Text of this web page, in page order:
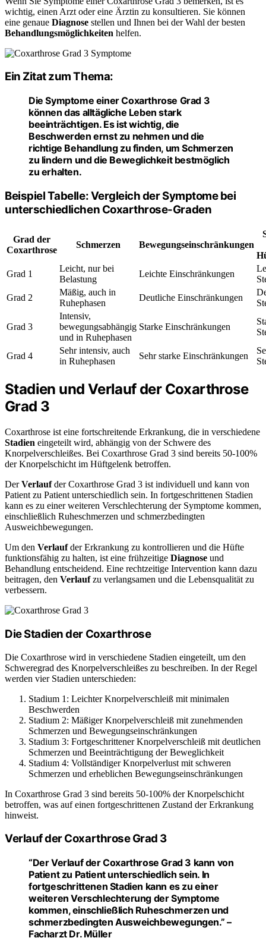
wichtig, einen Arzt oder eine Ärztin zu konsultieren. Sie können
eine genaue Diagnose stellen und Ihnen bei der Wahl der besten
Behandlungsmöglichkeiten helfen.
Ein Zitat zum Thema:
Die Symptome einer Coxarthrose Grad 3
können das alltägliche Leben stark
beeinträchtigen. Es ist wichtig, die
Beschwerden ernst zu nehmen und die
richtige Behandlung zu finden, um Schmerzen
zu lindern und die Beweglichkeit bestmöglich
zu erhalten.
Beispiel Tabelle: Vergleich der Symptome bei
unterschiedlichen Coxarthrose-Graden
Grad der
Coxarthrose
Schmerzen Bewegungseinschränkungen
Grad 1
Leicht, nur bei
Belastung
Leichte Einschränkungen
Grad 2
Mäßig, auch in
Ruhephasen
Deutliche Einschränkungen
Grad 3
Intensiv,
bewegungsabhängig
und in Ruhephasen
Starke Einschränkungen
Grad 4
Sehr intensiv, auch
in Ruhephasen
Sehr starke Einschränkungen
Stadien und Verlauf der Coxarthrose
Grad 3
Coxarthrose ist eine fortschreitende Erkrankung, die in verschiedene
Stadien eingeteilt wird, abhängig von der Schwere des
Knorpelverschleißes. Bei Coxarthrose Grad 3 sind bereits 50-100%
der Knorpelschicht im Hüftgelenk betroffen.
DerVerlaufder Coxarthrose Grad 3 ist individuell und kann von
Patient zu Patient unterschiedlich sein. In fortgeschrittenen Stadien
kann es zu einer weiteren Verschlechterung der Symptome kommen,
einschließlich Ruheschmerzen und schmerzbedingten
Ausweichbewegungen.
Um den Verlaufder Erkrankung zu kontrollieren und die Hüfte
funktionsfähig zu halten, ist eine frühzeitige Diagnose und
Behandlung entscheidend. Eine rechtzeitige Intervention kann dazu
beitragen, den Verlaufzu verlangsamen und die Lebensqualität zu
verbessern.
Die Stadien der Coxarthrose
Die Coxarthrose wird in verschiedene Stadien eingeteilt, um den
Schweregrad des Knorpelverschleißes zu beschreiben. In der Regel
werden vier Stadien unterschieden:
Stadium 1: Leichter Knorpelverschleiß mit minimalen
Beschwerden
Stadium 2: Mäßiger Knorpelverschleiß mit zunehmenden
Schmerzen und Bewegungseinschränkungen
Stadium 3: Fortgeschrittener Knorpelverschleiß mit deutlichen
Schmerzen und Beeinträchtigung der Beweglichkeit
Stadium 4: Vollständiger Knorpelverlust mit schweren
Schmerzen und erheblichen Bewegungseinschränkungen
In Coxarthrose Grad 3 sind bereits 50-100% der Knorpelschicht
betroffen, was auf einen fortgeschrittenen Zustand der Erkrankung
hinweist.
Verlauf der Coxarthrose Grad 3
“Der Verlauf der Coxarthrose Grad 3 kann von
Patient zu Patient unterschiedlich sein. In
fortgeschrittenen Stadien kann es zu einer
weiteren Verschlechterung der Symptome
kommen, einschließlich Ruheschmerzen und
schmerzbedingten Ausweichbewegungen.” –
Facharzt Dr. Müller